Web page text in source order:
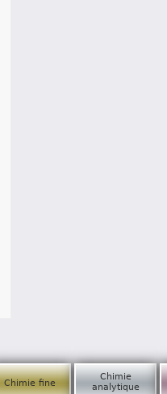
Chimie fine
Chimie
analytique